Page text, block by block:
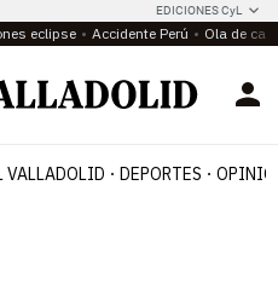
EDICIONES CyL
eclipse Accidente Perú Ola de
VALLADOLID DEPORTES